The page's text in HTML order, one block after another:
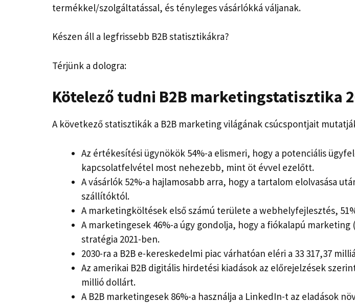
termékkel/szolgáltatással, és tényleges vásárlókká váljanak.
Készen áll a legfrissebb B2B statisztikákra?
Térjünk a dologra:
Kötelező tudni B2B marketingstatisztika
A következő statisztikák a B2B marketing világának csúcspontjait
Az értékesítési ügynökök 54%-a elismeri, hogy a potenciális
kapcsolatfelvétel most nehezebb, mint öt évvel ezelőtt.
A vásárlók 52%-a hajlamosabb arra, hogy a tartalom elolvasása
szállítóktól.
A marketingköltések első számú területe a webhelyfejlesztés,
A marketingesek 46%-a úgy gondolja, hogy a fiókalapú marketing
stratégia 2021-ben.
2030-ra a B2B e-kereskedelmi piac várhatóan eléri a 33 317,37
Az amerikai B2B digitális hirdetési kiadások az előrejelzések
millió dollárt.
A B2B marketingesek 86%-a használja a LinkedIn-t az eladások